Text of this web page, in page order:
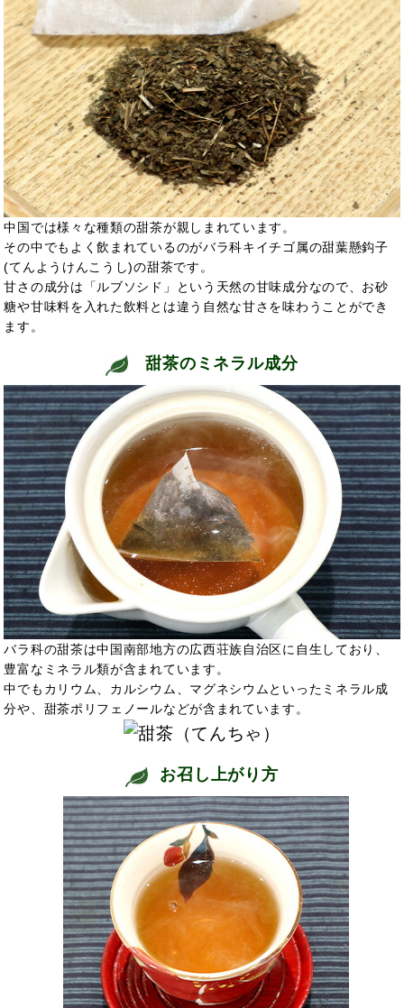
中国では様々な種類の甜茶が親しまれています。
その中でもよく飲まれているのがバラ科キイチゴ属の甜葉懸鈎子
(てんようけんこうし)の甜茶です。
甘さの成分は「ルブソシド」という天然の甘味成分なので、お砂
糖や甘味料を入れた飲料とは違う自然な甘さを味わうことができ
ます。
甜茶のミネラル成分
バラ科の甜茶は中国南部地方の広西荘族自治区に自生しており、
豊富なミネラル類が含まれています。
中でもカリウム、カルシウム、マグネシウムといったミネラル成
分や、甜茶ポリフェノールなどが含まれています。
お召し上がり方